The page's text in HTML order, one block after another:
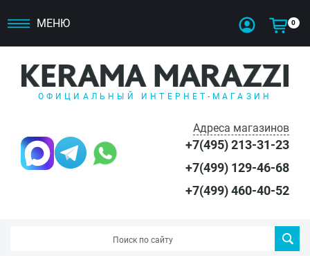
МЕНЮ 0
ОФИЦИАЛЬНЫЙ ИНТЕРНЕТ-МАГАЗИН
Адреса магазинов
+7(495) 213-31-23
+7(499) 129-46-68
+7(499) 460-40-52